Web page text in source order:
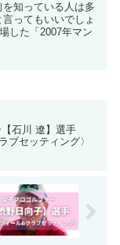
知っている人は多
ってもいいでしょ
した「2007年マン
【石川 遼】選手
ブセッティング〉